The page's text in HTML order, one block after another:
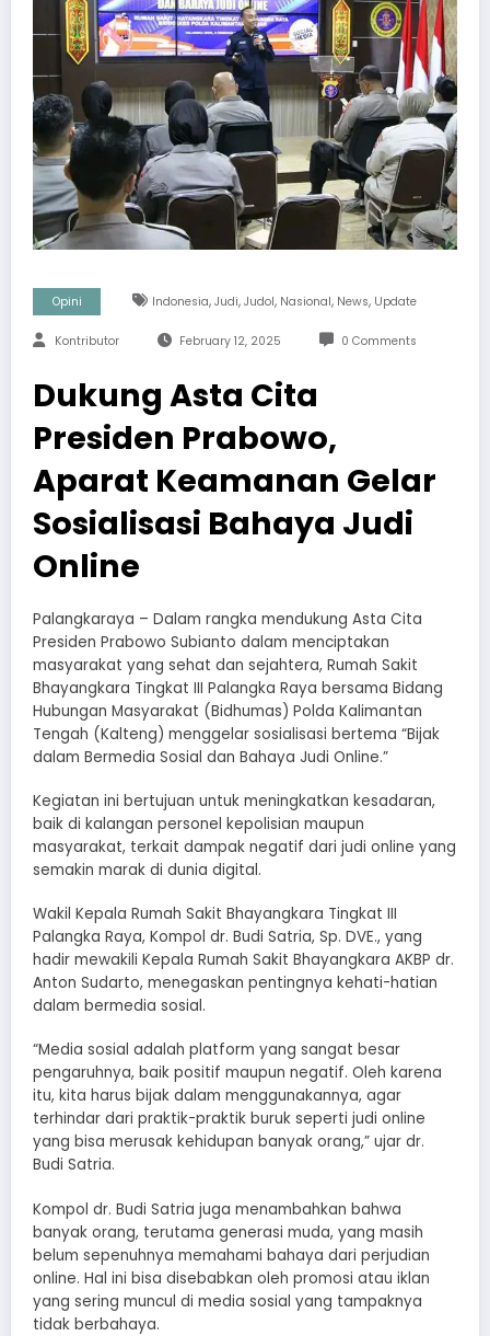
Opini Indonesia, Judi, Judol, Nasional, News, Update
Kontributor February 12, 2025 0 Comments
Dukung Asta Cita
Presiden Prabowo,
Aparat Keamanan Gelar
Sosialisasi Bahaya Judi
Online
Palangkaraya – Dalam rangka mendukung Asta Cita
Presiden Prabowo Subianto dalam menciptakan
masyarakat yang sehat dan sejahtera, Rumah Sakit
Bhayangkara Tingkat III Palangka Raya bersama Bidang
Hubungan Masyarakat (Bidhumas) Polda Kalimantan
Tengah (Kalteng) menggelar sosialisasi bertema “Bijak
dalam Bermedia Sosial dan Bahaya Judi Online.”
Kegiatan ini bertujuan untuk meningkatkan kesadaran,
baik di kalangan personel kepolisian maupun
masyarakat, terkait dampak negatif dari judi online yang
semakin marak di dunia digital.
Wakil Kepala Rumah Sakit Bhayangkara Tingkat III
Palangka Raya, Kompol dr. Budi Satria, Sp. DVE., yang
hadir mewakili Kepala Rumah Sakit Bhayangkara AKBP dr.
Anton Sudarto, menegaskan pentingnya kehati-hatian
dalam bermedia sosial.
“Media sosial adalah platform yang sangat besar
pengaruhnya, baik positif maupun negatif. Oleh karena
itu, kita harus bijak dalam menggunakannya, agar
terhindar dari praktik-praktik buruk seperti judi online
yang bisa merusak kehidupan banyak orang,” ujar dr.
Budi Satria.
Kompol dr. Budi Satria juga menambahkan bahwa
banyak orang, terutama generasi muda, yang masih
belum sepenuhnya memahami bahaya dari perjudian
online. Hal ini bisa disebabkan oleh promosi atau iklan
yang sering muncul di media sosial yang tampaknya
tidak berbahaya.